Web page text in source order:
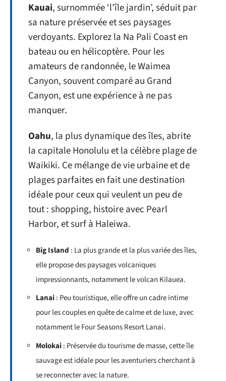
Kauai, surnommée ‘l’île jardin’, séduit par
sa nature préservée et ses paysages
verdoyants. Explorez la Na Pali Coast en
bateau ou en hélicoptère. Pour les
amateurs de randonnée, le Waimea
Canyon, souvent comparé au Grand
Canyon, est une expérience à ne pas
manquer.
Oahu, la plus dynamique des îles, abrite
la capitale Honolulu et la célèbre plage de
Waikiki. Ce mélange de vie urbaine et de
plages parfaites en fait une destination
idéale pour ceux qui veulent un peu de
tout : shopping, histoire avec Pearl
Harbor, et surf à Haleiwa.
Big Island : La plus grande et la plus variée des îles,
elle propose des paysages volcaniques
impressionnants, notamment le volcan Kilauea.
Lanai: Peu touristique, elle offre un cadre intime
pour les couples en quête de calme et de luxe, avec
notamment le Four Seasons Resort Lanai.
Molokai: Préservée du tourisme de masse, cette île
sauvage est idéale pour les aventuriers cherchant à
se reconnecter avec la nature.